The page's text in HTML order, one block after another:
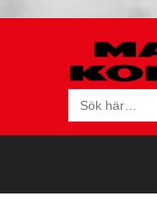
Sök
efter: